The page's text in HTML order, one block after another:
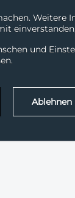
und
Ablehnen
System